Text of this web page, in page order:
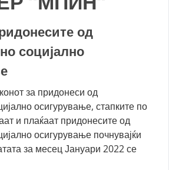
од
социјално
за придонеси од
осигурување, стапките по
и плаќаат придонесите од
осигурување почнувајќи
за месец Јануари 2022 се